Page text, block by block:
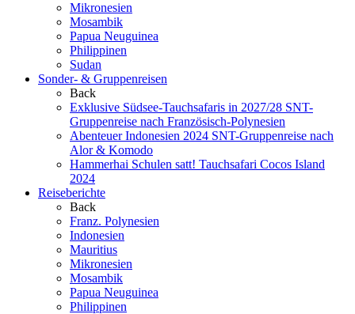
Mikronesien
Mosambik
Papua Neuguinea
Philippinen
Sudan
Sonder- & Gruppenreisen
Back
Exklusive Südsee-Tauchsafaris in 2027/28 SNT-
Gruppenreise nach Französisch-Polynesien
Abenteuer Indonesien 2024 SNT-Gruppenreise nach
Alor & Komodo
Hammerhai Schulen satt! Tauchsafari Cocos Island
2024
Reiseberichte
Back
Franz. Polynesien
Indonesien
Mauritius
Mikronesien
Mosambik
Papua Neuguinea
Philippinen